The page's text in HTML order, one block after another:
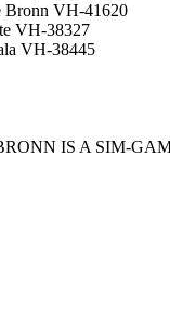
Bronn VH-41620
VH-38327
VH-38445
IS A SIM-